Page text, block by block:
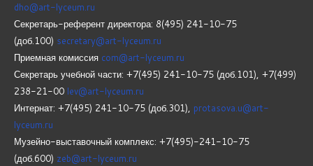
dho@art-lyceum.ru
Секретарь-референт директора: 8(495) 241-10-75
(доб.100) secretary@art-lyceum.ru
Приемная комиссия com@art-lyceum.ru
Секретарь учебной части: +7(495) 241-10-75 (доб.101), +7(499)
238-21-00 lev@art-lyceum.ru
Интернат: +7(495) 241-10-75 (доб.301), protasova.u@art-
lyceum.ru
Музейно-выставочный комплекс: +7(495)-241-10-75
(доб.600) zeb@art-lyceum.ru